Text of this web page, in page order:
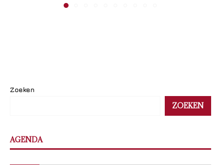
Zoeken
ZOEKEN
AGENDA